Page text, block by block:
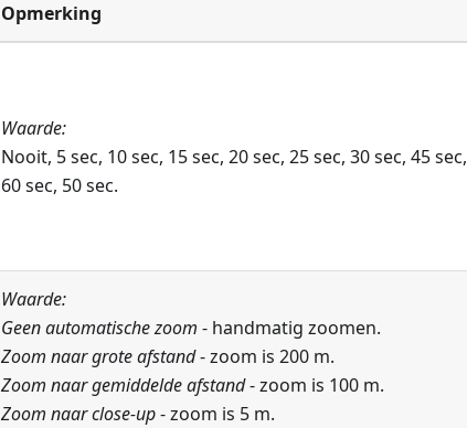
Opmerking
Waarde:
Nooit, 5 sec, 10 sec, 15 sec, 20 sec, 25 sec, 30 sec, 45 sec,
60 sec, 50 sec.
Waarde:
Geen automatische zoom - handmatig zoomen.
Zoom naar grote afstand- zoom is 200 m.
Zoom naar gemiddelde afstand- zoom is 100 m.
Zoom naar close-up- zoom is 5 m.